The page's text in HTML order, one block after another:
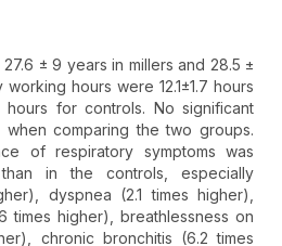
± 9 years in millers and 28.5 ±
hours were 12.1±1.7 hours
hours for controls. No significant
comparing the two groups.
of respiratory symptoms was
in the controls, especially
dyspnea (2.1 times higher),
times higher), breathlessness on
chronic bronchitis (6.2 times